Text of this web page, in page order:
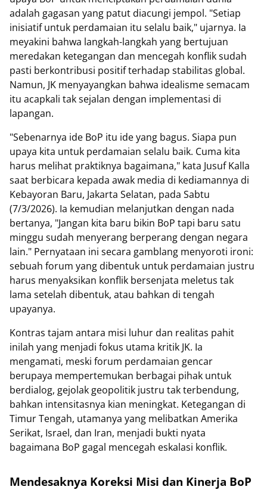
adalah gagasan yang patut diacungi jempol. "Setiap
inisiatif untuk perdamaian itu selalu baik," ujarnya. Ia
meyakini bahwa langkah-langkah yang bertujuan
meredakan ketegangan dan mencegah konflik sudah
pasti berkontribusi positif terhadap stabilitas global.
Namun, JK menyayangkan bahwa idealisme semacam
itu acapkali tak sejalan dengan implementasi di
lapangan.
"Sebenarnya ide BoP itu ide yang bagus. Siapa pun
upaya kita untuk perdamaian selalu baik. Cuma kita
harus melihat praktiknya bagaimana," kata Jusuf Kalla
saat berbicara kepada awak media di kediamannya di
Kebayoran Baru, Jakarta Selatan, pada Sabtu
(7/3/2026). Ia kemudian melanjutkan dengan nada
bertanya, "Jangan kita baru bikin BoP tapi baru satu
minggu sudah menyerang berperang dengan negara
lain." Pernyataan ini secara gamblang menyoroti ironi:
sebuah forum yang dibentuk untuk perdamaian justru
harus menyaksikan konflik bersenjata meletus tak
lama setelah dibentuk, atau bahkan di tengah
upayanya.
Kontras tajam antara misi luhur dan realitas pahit
inilah yang menjadi fokus utama kritik JK. Ia
mengamati, meski forum perdamaian gencar
berupaya mempertemukan berbagai pihak untuk
berdialog, gejolak geopolitik justru tak terbendung,
bahkan intensitasnya kian meningkat. Ketegangan di
Timur Tengah, utamanya yang melibatkan Amerika
Serikat, Israel, dan Iran, menjadi bukti nyata
bagaimana BoP gagal mencegah eskalasi konflik.
Mendesaknya Koreksi Misi dan Kinerja BoP